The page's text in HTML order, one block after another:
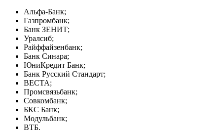
Альфа-Банк;
Газпромбанк;
Банк ЗЕНИТ;
Уралсиб;
Райффайзенбанк;
Банк Синара;
ЮниКредит Банк;
Банк Русский Стандарт;
ВЕСТА;
Промсвязьбанк;
Совкомбанк;
БКС Банк;
Модульбанк;
ВТБ.